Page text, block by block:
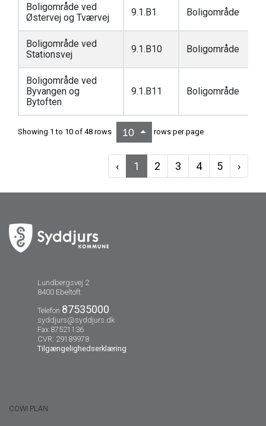
Boligområde ved
Østervej og Tværvej
9.1.B1 Boligområde
Boligområde ved
Stationsvej
9.1.B10 Boligområde
Boligområde ved
Byvangen og
Bytoften
9.1.B11 Boligområde
Showing 1 to 10 of 48 rows 10 rows per page
‹ 1 2 3 4 5 ›
Lundbergsvej 2
8400 Ebeltoft
Telefon 87535000
syddjurs@syddjurs.dk
Fax 87521136
CVR: 29189978
Tilgængelighedserklæring
COWI PLAN